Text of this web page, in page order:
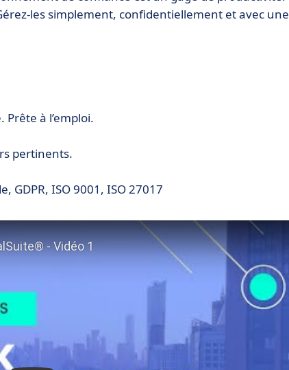
les simplement, confidentiellement et avec une
à l’emploi.
pertinents.
GDPR, ISO 9001, ISO 27017